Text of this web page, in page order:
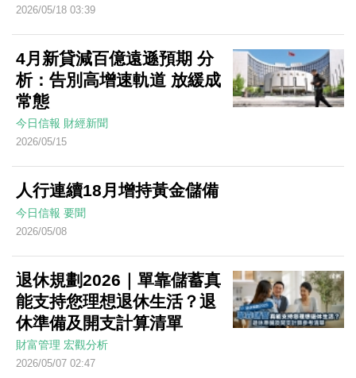
2026/05/18 03:39
4月新貸減百億遠遜預期 分
析：告別高增速軌道 放緩成
常態
今日信報 財經新聞
2026/05/15
人行連續18月增持黃金儲備
今日信報 要聞
2026/05/08
退休規劃2026｜單靠儲蓄真
能支持您理想退休生活？退
休準備及開支計算清單
財富管理 宏觀分析
2026/05/07 02:47